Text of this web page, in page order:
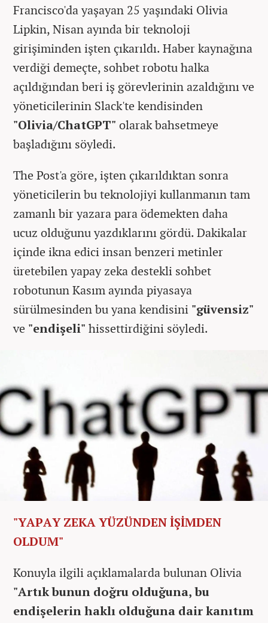
Francisco'da yaşayan 25 yaşındaki Olivia
Lipkin, Nisan ayında bir teknoloji
girişiminden işten çıkarıldı. Haber kaynağına
verdiği demeçte, sohbet robotu halka
açıldığından beri iş görevlerinin azaldığını ve
yöneticilerinin Slack'te kendisinden
"Olivia/ChatGPT" olarak bahsetmeye
başladığını söyledi.
The Post'a göre, işten çıkarıldıktan sonra
yöneticilerin bu teknolojiyi kullanmanın tam
zamanlı bir yazara para ödemekten daha
ucuz olduğunu yazdıklarını gördü. Dakikalar
içinde ikna edici insan benzeri metinler
üretebilen yapay zeka destekli sohbet
robotunun Kasım ayında piyasaya
sürülmesinden bu yana kendisini "güvensiz"
ve "endişeli" hissettirdiğini söyledi.
"YAPAY ZEKA YÜZÜNDEN İŞİMDEN
OLDUM"
Konuyla ilgili açıklamalarda bulunan Olivia
"Artık bunun doğru olduğuna, bu
endişelerin haklı olduğuna dair kanıtım